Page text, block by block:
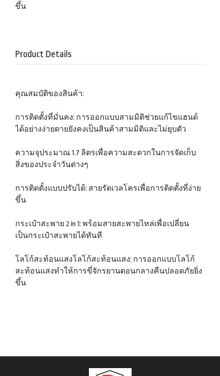
ขึ้น
Product Details
คุณสมบัติของสินค้า:
การติดตั้งที่มั่นคง: การออกแบบสามมิติช่วยแก้ไขแฮนด์
ได้อย่างง่ายดายยังคงเป็นสินค้าสามมิติและไม่ยุบตัว
ความจุประมาณ 1.7 ลิตรเพื่อความสะดวกในการจัดเก็บ
สิ่งของประจำวันต่างๆ
การติดตั้งแบบปรับได้: สายรัดเวลโครเพื่อการติดตั้งที่ง่าย
ขึ้น
กระเป๋าสะพาย 2 in 1: พร้อมสายสะพายไหล่เพื่อเปลี่ยน
เป็นกระเป๋าสะพายได้ทันที
โลโก้สะท้อนแสงโลโก้สะท้อนแสง: การออกแบบโลโก้
สะท้อนแสงทำให้การขี่จักรยานตอนกลางคืนปลอดภัยยิ่ง
ขึ้น